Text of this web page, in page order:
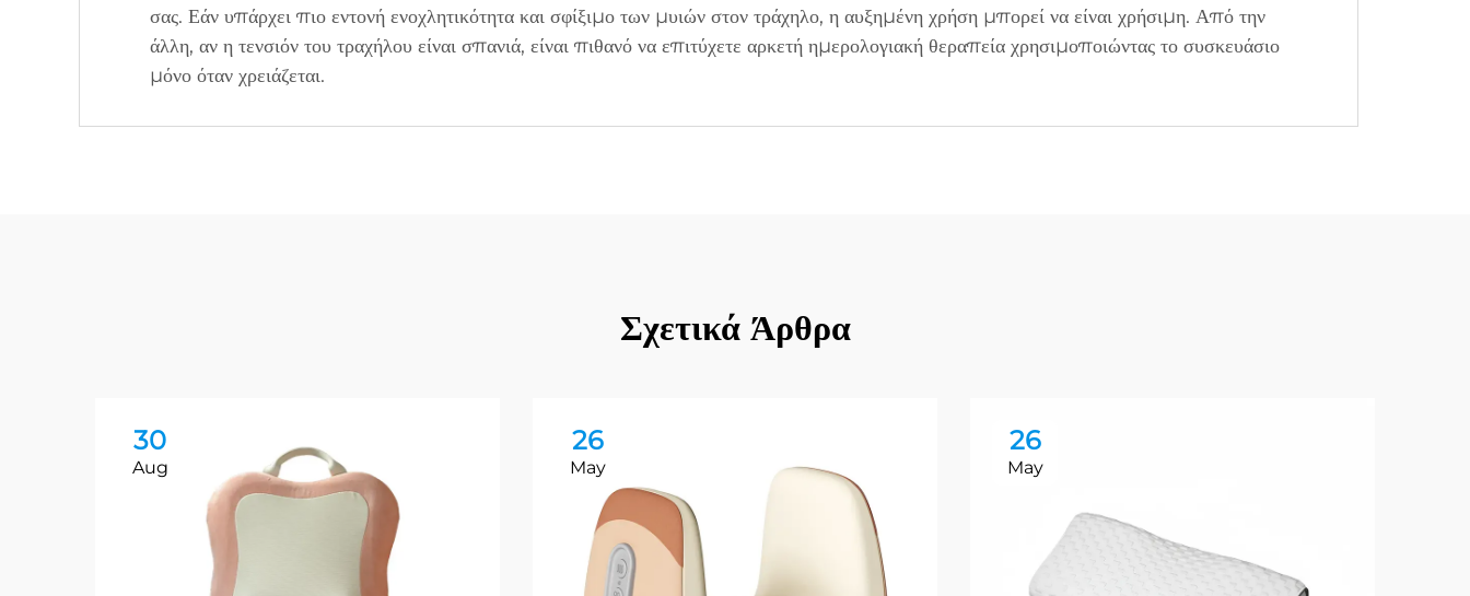
σας. Εάν υπάρχει πιο εντονή ενοχλητικότητα και σφίξιμο των μυιών στον τράχηλο, η αυξημένη χρήση μπορεί να είναι χρήσιμη. Από την
άλλη, αν η τενσιόν του τραχήλου είναι σπανιά, είναι πιθανό να επιτύχετε αρκετή ημερολογιακή θεραπεία χρησιμοποιώντας το συσκευάσιο
μόνο όταν χρειάζεται.
Σχετικά Άρθρα
30
Aug
26
May
26
May